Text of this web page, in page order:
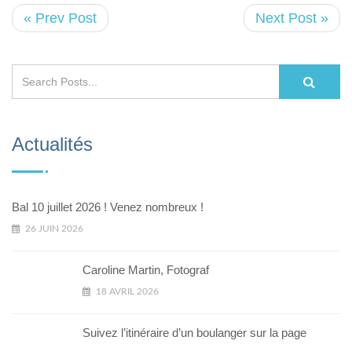
« Prev Post Next Post »
Actualités
Bal 10 juillet 2026 ! Venez nombreux !
26 JUIN 2026
Caroline Martin, Fotograf
18 AVRIL 2026
Suivez l’itinéraire d’un boulanger sur la page